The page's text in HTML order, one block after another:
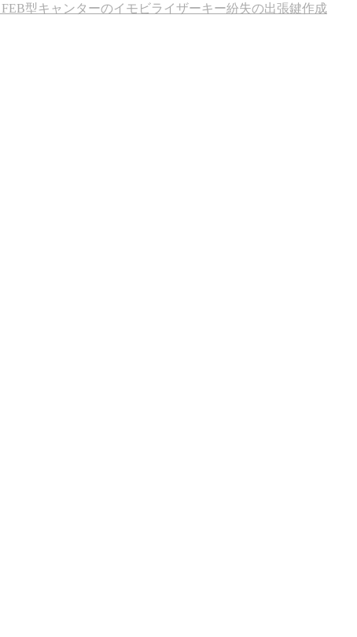
FEB型キャンターのイモビライザーキー紛失の出張鍵作成